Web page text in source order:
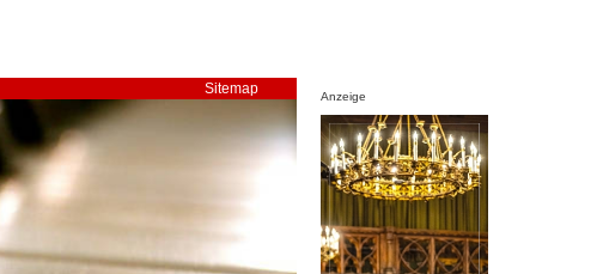
Sitemap Anzeige